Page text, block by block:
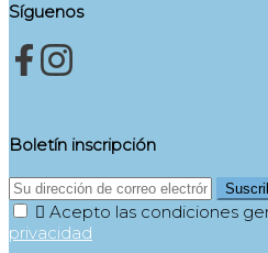
Síguenos
Boletín inscripción
 Acepto las condiciones
privacidad